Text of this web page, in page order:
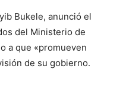
Bukele, anunció el
del Ministerio de
a que «promueven
de su gobierno.